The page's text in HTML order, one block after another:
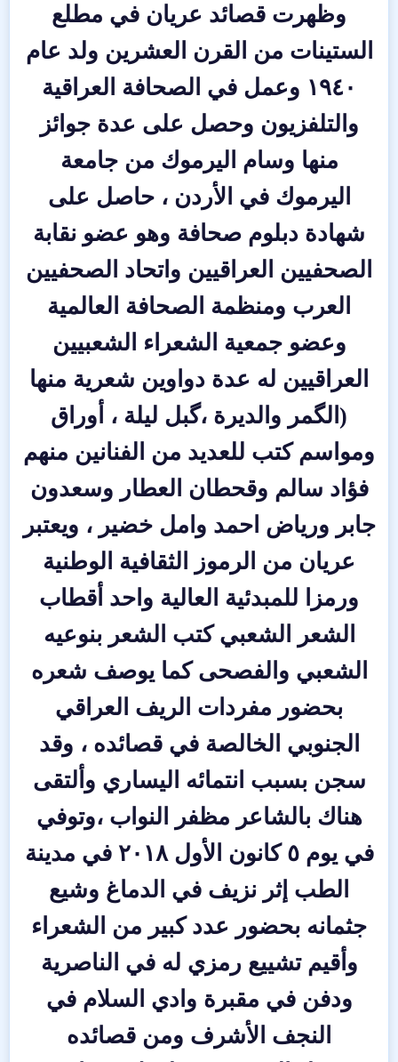
وظهرت قصائد عريان في مطلع
الستينات من القرن العشرين ولد عام
١٩٤٠ وعمل في الصحافة العراقية
والتلفزيون وحصل على عدة جوائز
منها وسام اليرموك من جامعة
اليرموك في الأردن ، حاصل على
شهادة دبلوم صحافة وهو عضو نقابة
الصحفيين العراقيين واتحاد الصحفيين
العرب ومنظمة الصحافة العالمية
وعضو جمعية الشعراء الشعبيين
العراقيين له عدة دواوين شعرية منها
(الگمر والديرة ،گبل ليلة ، أوراق
ومواسم كتب للعديد من الفنانين منهم
فؤاد سالم وقحطان العطار وسعدون
جابر ورياض احمد وامل خضير ، ويعتبر
عريان من الرموز الثقافية الوطنية
ورمزا للمبدئية العالية واحد أقطاب
الشعر الشعبي كتب الشعر بنوعيه
الشعبي والفصحى كما يوصف شعره
بحضور مفردات الريف العراقي
الجنوبي الخالصة في قصائده ، وقد
سجن بسبب انتمائه اليساري وألتقى
هناك بالشاعر مظفر النواب ،وتوفي
في يوم ٥ كانون الأول ٢٠١٨ في مدينة
الطب إثر نزيف في الدماغ وشيع
جثمانه بحضور عدد كبير من الشعراء
وأقيم تشييع رمزي له في الناصرية
ودفن في مقبرة وادي السلام في
النجف الأشرف ومن قصائده